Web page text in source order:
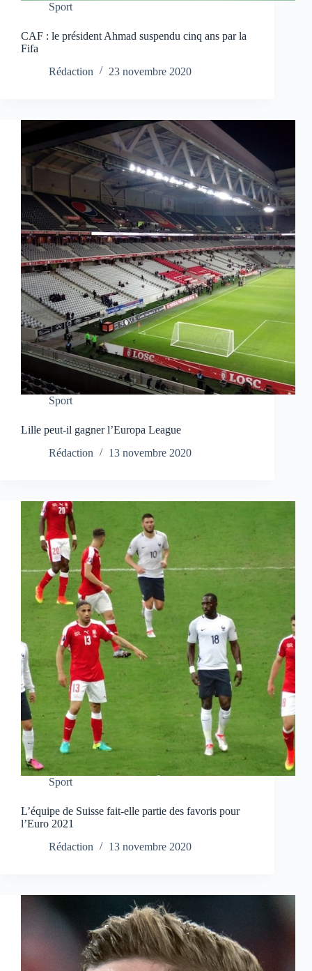
Sport
CAF : le président Ahmad suspendu cinq ans par la
Fifa
Rédaction
23 novembre 2020
Sport
Lille peut-il gagner l’Europa League
Rédaction
13 novembre 2020
Sport
L’équipe de Suisse fait-elle partie des favoris pour
l’Euro 2021
Rédaction
13 novembre 2020